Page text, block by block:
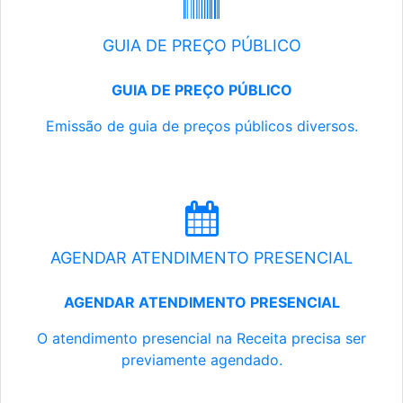
GUIA DE PREÇO PÚBLICO
GUIA DE PREÇO PÚBLICO
Emissão de guia de preços públicos diversos.
AGENDAR ATENDIMENTO PRESENCIAL
AGENDAR ATENDIMENTO PRESENCIAL
O atendimento presencial na Receita precisa ser
previamente agendado.